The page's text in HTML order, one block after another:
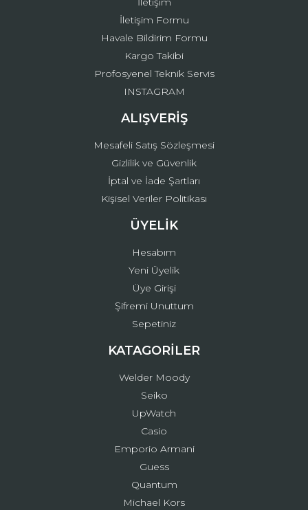
Gönder
İletişim Formu
Havale Bildirim Formu
Kargo Takibi
Profosyenel Teknik Servis
INSTAGRAM
ALIŞVERİŞ
Mesafeli Satış Sözleşmesi
Gizlilik ve Güvenlik
İptal ve İade Şartları
Kişisel Veriler Politikası
ÜYELİK
Hesabım
Yeni Üyelik
Üye Girişi
Şifremi Unuttum
Sepetiniz
KATAGORİLER
Welder Moody
Seiko
UpWatch
Casio
Emporio Armani
Guess
Quantum
Michael Kors